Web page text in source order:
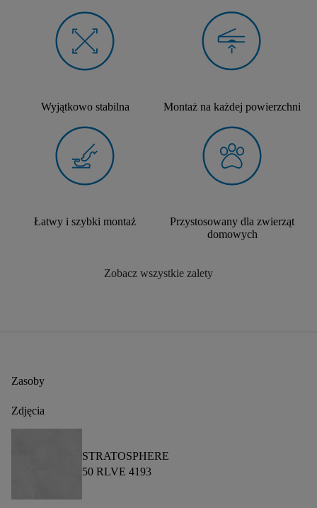
Wyjątkowo stabilna Montaż na każdej powierzchni
Łatwy i szybki montaż
Przystosowany dla zwierząt
domowych
Zobacz wszystkie zalety
Zasoby
Zdjęcia
STRATOSPHERE
50 RLVE 4193